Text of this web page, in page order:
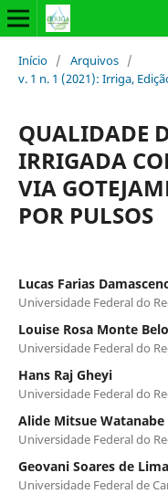
Início / Arquivos /
v. 1 n. 1 (2021): Irriga,
QUALIDADE
IRRIGADA
VIA
POR PULSOS
Lucas Farias
Universidade Federal do
Louise Rosa Monte Belo
Universidade Federal do
Hans Raj Gheyi
Universidade Federal do
Alide Mitsue Watanabe
Universidade Federal do
Geovani Soares de Lima
Universidade Federal de